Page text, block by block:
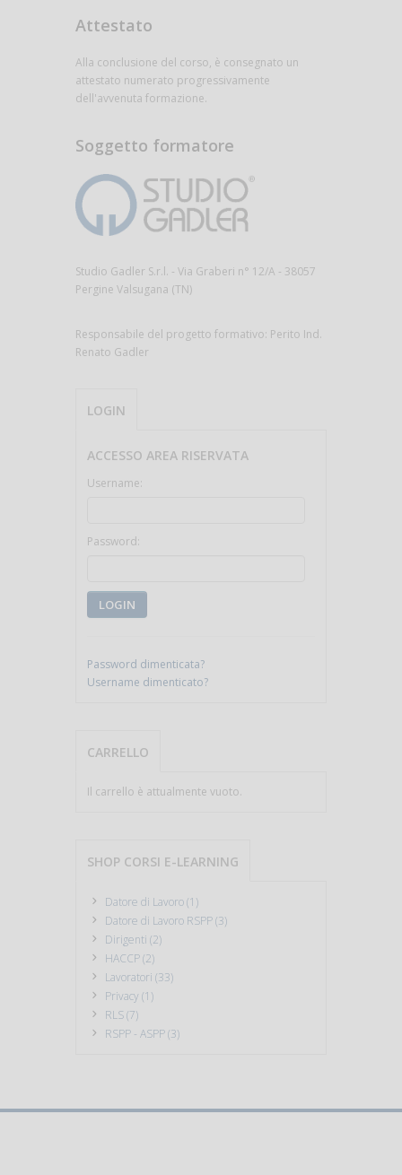
Attestato
Alla conclusione del corso, è consegnato un
attestato numerato progressivamente
dell'avvenuta formazione.
Soggetto formatore
Studio Gadler S.r.l. - Via Graberi n° 12/A - 38057
Pergine Valsugana (TN)
Responsabile del progetto formativo: Perito Ind.
Renato Gadler
LOGIN
ACCESSO AREA RISERVATA
Username:
Password:
LOGIN
Password dimenticata?
Username dimenticato?
CARRELLO
Il carrello è attualmente vuoto.
SHOP CORSI E-LEARNING
Datore di Lavoro (1)
Datore di Lavoro RSPP (3)
Dirigenti (2)
HACCP (2)
Lavoratori (33)
Privacy (1)
RLS (7)
RSPP - ASPP (3)